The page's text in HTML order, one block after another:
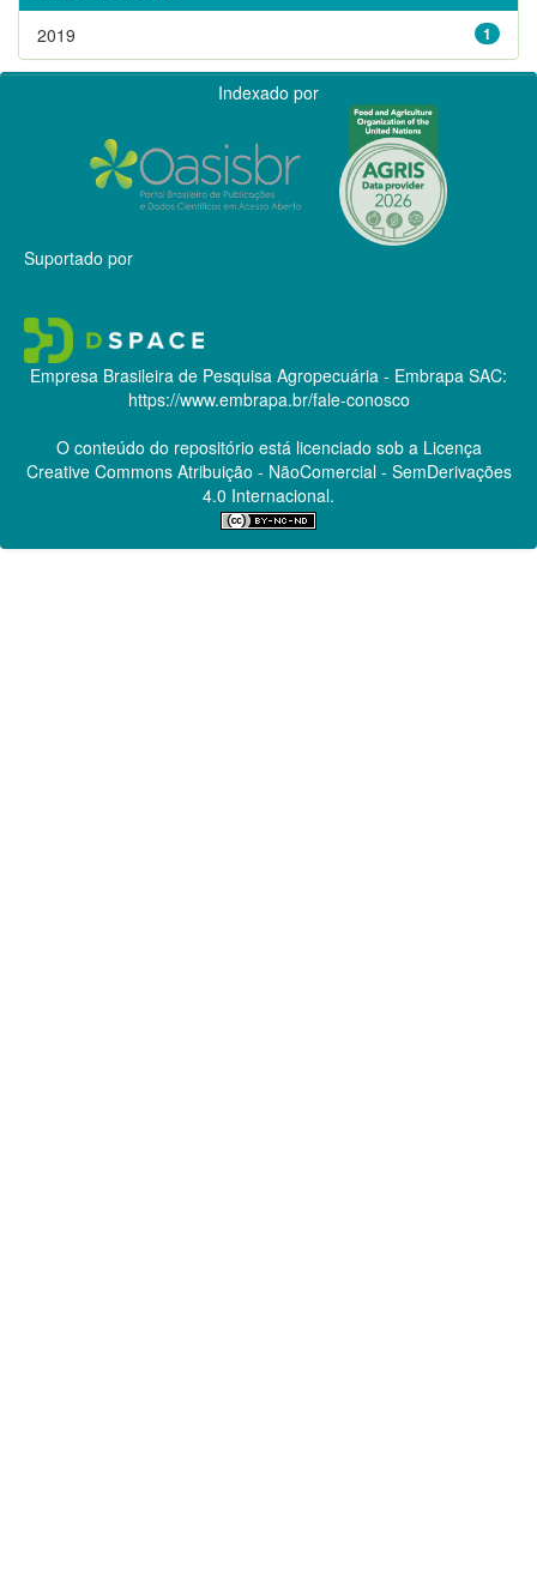
1
2019
Indexado por
Suportado por
Empresa Brasileira de Pesquisa Agropecuária - Embrapa SAC:
https://www.embrapa.br/fale-conosco
O conteúdo do repositório está licenciado sob a Licença
Creative CommonsAtribuição - NãoComercial - SemDerivações
4.0 Internacional.